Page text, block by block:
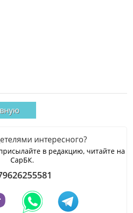
интересного?
в редакцию, читайте на
СарБК.